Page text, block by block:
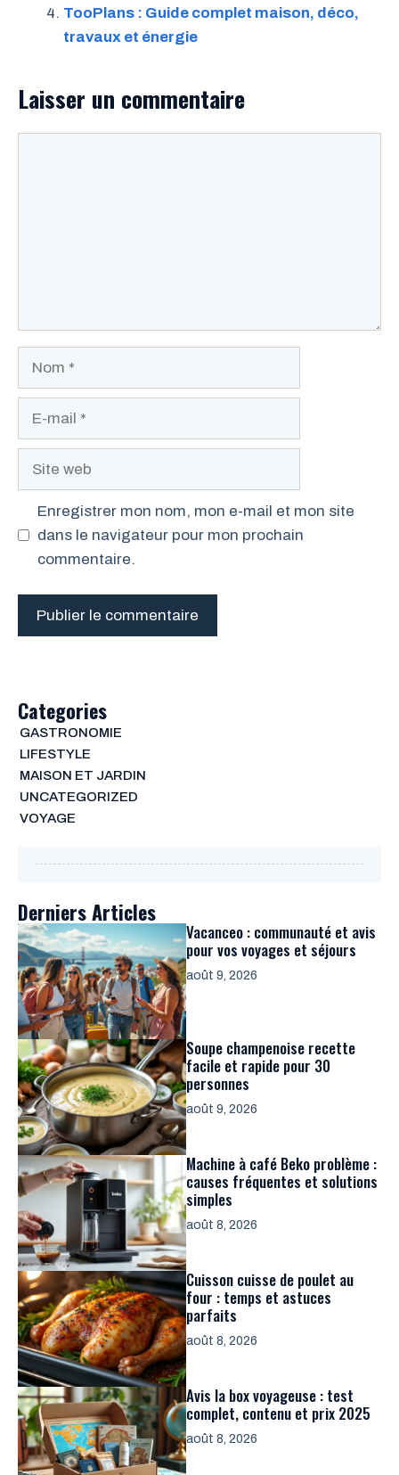
TooPlans : Guide complet maison, déco,
travaux et énergie
Laisser un commentaire
Site
Enregistrer mon nom, mon e-mail et mon site
dans le navigateur pour mon prochain
commentaire.
Categories
GASTRONOMIE
LIFESTYLE
MAISON ET JARDIN
UNCATEGORIZED
VOYAGE
Derniers Articles
Vacanceo : communauté et avis
pour vos voyages et séjours
août 9, 2026
Soupe champenoise recette
facile et rapide pour 30
personnes
août 9, 2026
Machine à café Beko problème :
causes fréquentes et solutions
simples
août 8, 2026
Cuisson cuisse de poulet au
four : temps et astuces
parfaits
août 8, 2026
Avis la box voyageuse : test
complet, contenu et prix 2025
août 8, 2026